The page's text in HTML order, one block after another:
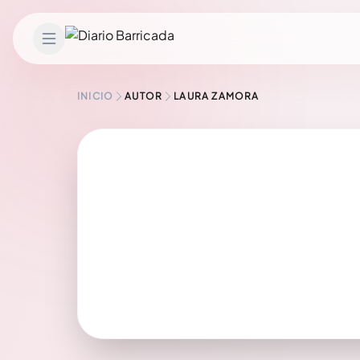
INICIO AUTOR LAURA ZAMORA